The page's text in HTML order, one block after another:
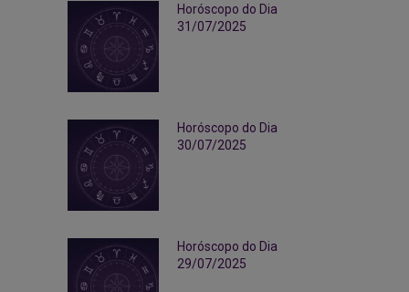
Horóscopo do Dia
31/07/2025
Horóscopo do Dia
30/07/2025
Horóscopo do Dia
29/07/2025